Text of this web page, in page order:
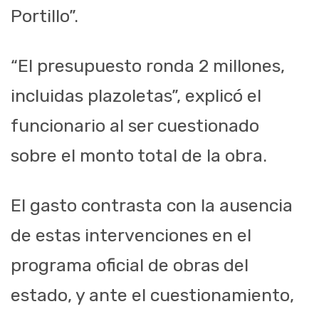
Portillo”.
“El presupuesto ronda 2 millones,
incluidas plazoletas”, explicó el
funcionario al ser cuestionado
sobre el monto total de la obra.
El gasto contrasta con la ausencia
de estas intervenciones en el
programa oficial de obras del
estado, y ante el cuestionamiento,